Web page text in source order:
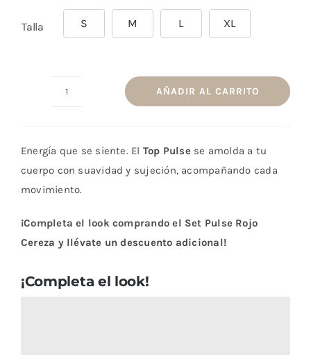
Talla S M L XL
Cherry
cantidad
AÑADIR AL CARRITO
Energía que se siente. El Top Pulsese amolda a tu
cuerpo con suavidad y sujeción, acompañando cada
movimiento.
¡Completa el look comprando el Set Pulse Rojo
Cereza y llévate un descuento adicional!
¡Completa el look!